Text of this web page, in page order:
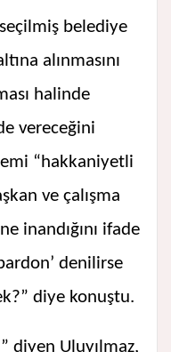
belediye
alınmasını
halinde
vereceğini
“hakkaniyetli
ve çalışma
inandığını ifade
denilirse
diye konuştu.
diyen Uluyılmaz,